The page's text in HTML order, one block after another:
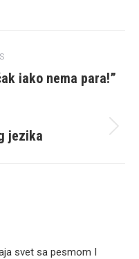
iako nema para!”
jezika
svet sa pesmom I